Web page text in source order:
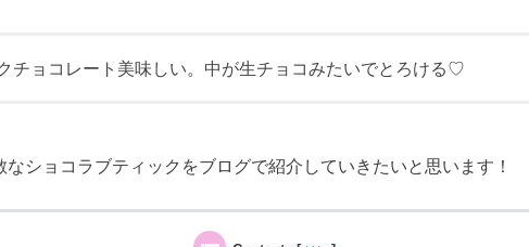
チョコレート美味しい。中が生チョコみたいでとろける♡
ショコラブティックをブログで紹介していきたいと思います！